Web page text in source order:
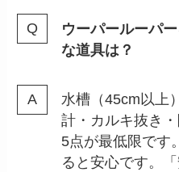
ウーパールーパ
な道具は？
水槽（45cm以上
計・カルキ抜き
5点が最低限です
ると安心です。